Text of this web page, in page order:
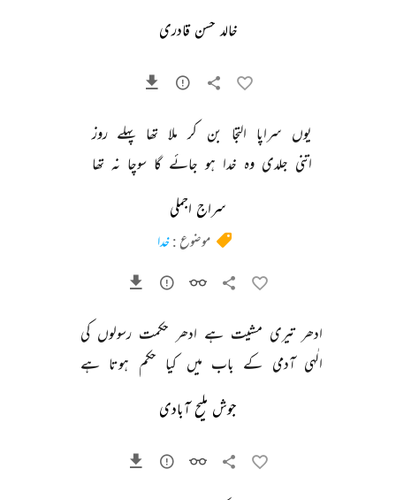
خالد حسن قادری
یوں سراپا التجا بن کر ملا تھا پہلے روز
اتنی جلدی وہ خدا ہو جائے گا سوچا نہ تھا
سراج اجملی
موضوع :خدا
ادھر تیری مشیت ہے ادھر حکمت رسولوں کی
الٰہی آدمی کے باب میں کیا حکم ہوتا ہے
جوش ملیح آبادی